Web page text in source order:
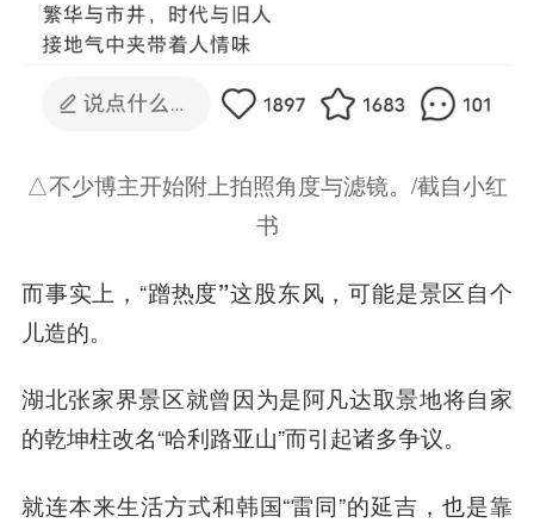
△不少博主开始附上拍照角度与滤镜。/截自小红
书
而事实上，“蹭热度”这股东风，可能是景区自个
儿造的。
湖北张家界景区就曾因为是阿凡达取景地将自家
的乾坤柱改名“哈利路亚山”而引起诸多争议。
就连本来生活方式和韩国“雷同”的延吉，也是靠